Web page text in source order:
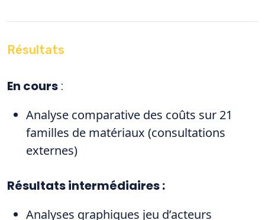
Résultats
En cours :
Analyse comparative des coûts sur 21
familles de matériaux (consultations
externes)
Résultats intermédiaires :
Analyses graphiques jeu d’acteurs